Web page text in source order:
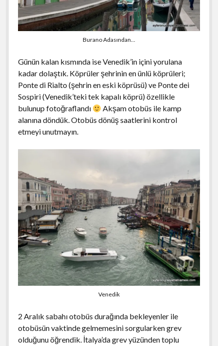
Burano Adasından…
Günün kalan kısmında ise Venedik’in içini yorulana
kadar dolaştık. Köprüler şehrinin en ünlü köprüleri;
Ponte di Rialto (şehrin en eski köprüsü) ve Ponte dei
Sospiri (Venedik’teki tek kapalı köprü) özellikle
bulunup fotoğraflandı
Akşam otobüs ile kamp
alanına döndük. Otobüs dönüş saatlerini kontrol
etmeyi unutmayın.
Venedik
2 Aralık sabahı otobüs durağında bekleyenler ile
otobüsün vaktinde gelmemesini sorgularken grev
olduğunu öğrendik. İtalya’da grev yüzünden toplu